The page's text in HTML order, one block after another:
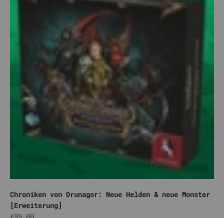
Chroniken von Drunagor: Neue Helden & neue Monster
[Erweiterung]
Angebot